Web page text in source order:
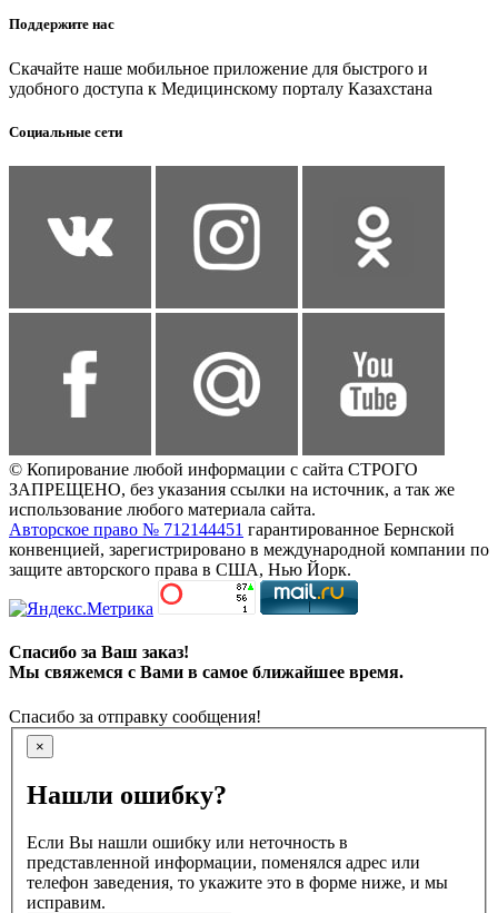
Поддержите нас
Скачайте наше мобильное приложение для быстрого и
удобного доступа к Медицинскому порталу Казахстана
Социальные сети
© Копирование любой информации с сайта СТРОГО
ЗАПРЕЩЕНО, без указания ссылки на источник, а так же
использование любого материала сайта.
Авторское право № 712144451 гарантированное Бернской
конвенцией, зарегистрировано в международной компании по
защите авторского права в США, Нью Йорк.
Спасибо за Ваш заказ!
Мы свяжемся с Вами в самое ближайшее время.
Спасибо за отправку сообщения!
×
Нашли ошибку?
Если Вы нашли ошибку или неточность в
представленной информации, поменялся адрес или
телефон заведения, то укажите это в форме ниже, и мы
исправим.